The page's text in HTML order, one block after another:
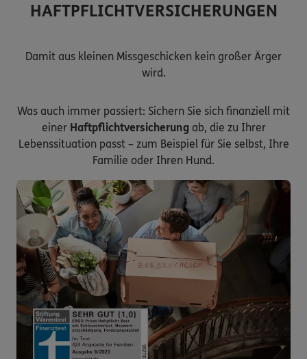
HAFTPFLICHTVERSICHERUNGEN
Damit aus kleinen Missgeschicken kein großer Ärger
wird.
Was auch immer passiert: Sichern Sie sich finanziell mit
einer Haftpflichtversicherung ab, die zu Ihrer
Lebenssituation passt – zum Beispiel für Sie selbst, Ihre
Familie oder Ihren Hund.